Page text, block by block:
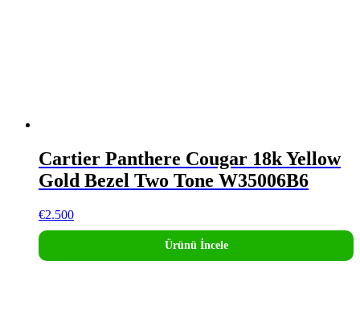
Cartier Panthere Cougar 18k Yellow
Gold Bezel Two Tone W35006B6
€2.500
Ürünü İncele